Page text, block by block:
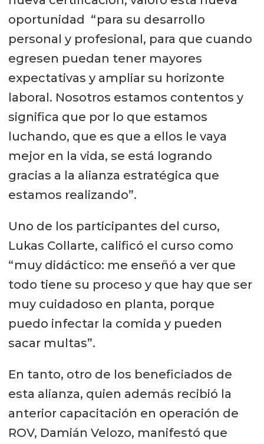
oportunidad “para su desarrollo
personal y profesional, para que cuando
egresen puedan tener mayores
expectativas y ampliar su horizonte
laboral. Nosotros estamos contentos y
significa que por lo que estamos
luchando, que es que a ellos le vaya
mejor en la vida, se está logrando
gracias a la alianza estratégica que
estamos realizando”.
Uno de los participantes del curso,
Lukas Collarte, calificó el curso como
“muy didáctico: me enseñó a ver que
todo tiene su proceso y que hay que ser
muy cuidadoso en planta, porque
puedo infectar la comida y pueden
sacar multas”.
En tanto, otro de los beneficiados de
esta alianza, quien además recibió la
anterior capacitación en operación de
ROV, Damián Velozo, manifestó que